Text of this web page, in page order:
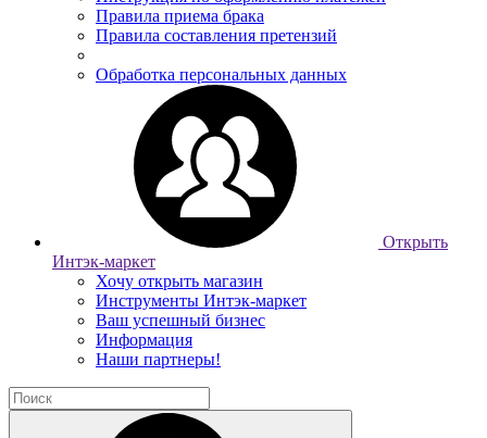
Правила приема брака
Правила составления претензий
Обработка персональных данных
Открыть
Интэк-маркет
Хочу открыть магазин
Инструменты Интэк-маркет
Ваш успешный бизнес
Информация
Наши партнеры!